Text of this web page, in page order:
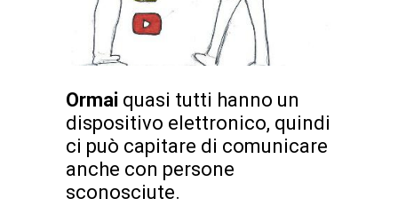
Ormai quasi tutti hanno un
dispositivo elettronico, quindi
ci può capitare di comunicare
anche con persone
sconosciute.